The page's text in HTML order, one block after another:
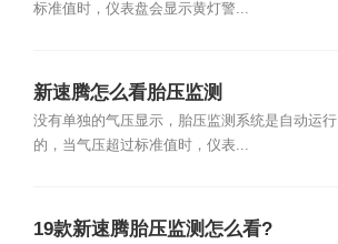
标准值时，仪表盘会显示黄灯警...
新速腾怎么看胎压监测
没有单独的气压显示，胎压监测系统是自动运行
的，当气压超过标准值时，仪表...
19款新速腾胎压监测怎么看?